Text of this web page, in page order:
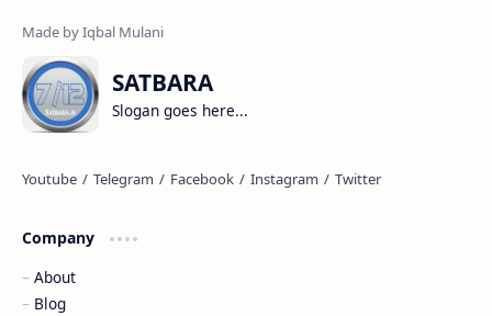
SATBARA
Slogan goes here...
Company
About
Blog